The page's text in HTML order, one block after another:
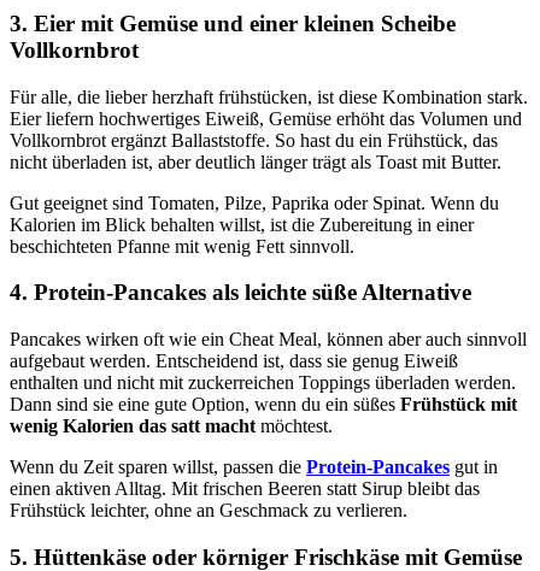
3. Eier mit Gemüse und einer kleinen Scheibe
Vollkornbrot
Für alle, die lieber herzhaft frühstücken, ist diese Kombination stark.
Eier liefern hochwertiges Eiweiß, Gemüse erhöht das Volumen und
Vollkornbrot ergänzt Ballaststoffe. So hast du ein Frühstück, das
nicht überladen ist, aber deutlich länger trägt als Toast mit Butter.
Gut geeignet sind Tomaten, Pilze, Paprika oder Spinat. Wenn du
Kalorien im Blick behalten willst, ist die Zubereitung in einer
beschichteten Pfanne mit wenig Fett sinnvoll.
4. Protein-Pancakes als leichte süße Alternative
Pancakes wirken oft wie ein Cheat Meal, können aber auch sinnvoll
aufgebaut werden. Entscheidend ist, dass sie genug Eiweiß
enthalten und nicht mit zuckerreichen Toppings überladen werden.
Dann sind sie eine gute Option, wenn du ein süßes Frühstück mit
wenig Kalorien das satt macht möchtest.
Wenn du Zeit sparen willst, passen die Protein-Pancakes gut in
einen aktiven Alltag. Mit frischen Beeren statt Sirup bleibt das
Frühstück leichter, ohne an Geschmack zu verlieren.
5. Hüttenkäse oder körniger Frischkäse mit Gemüse